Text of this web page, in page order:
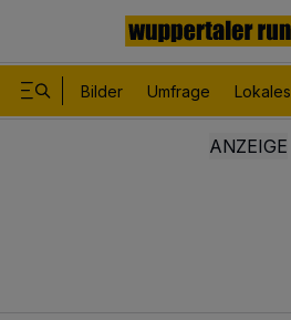
Bilder Umfrage Lokales